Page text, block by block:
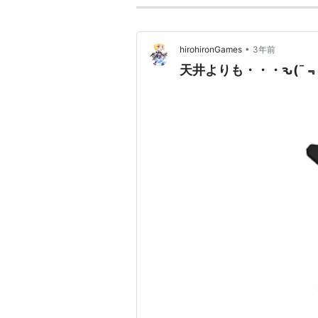
hirohironGames • 3年前
天井よりも・・・